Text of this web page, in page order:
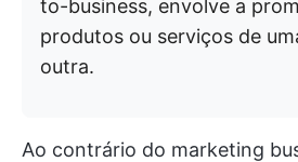
to-business, envolve a
produtos ou serviços de
outra.
Ao contrário do marketing